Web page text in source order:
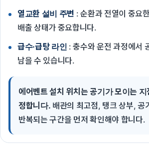
열교환 설비 주변 : 순환과 전열이 중요
배출 상태가 중요합니다.
급수·급탕 라인 : 충수와 운전 과정에서
남을 수 있습니다.
에어벤트 설치 위치는 공기가 모이는
정합니다. 배관의 최고점, 탱크 상부, 공
반복되는 구간을 먼저 확인해야 합니다.